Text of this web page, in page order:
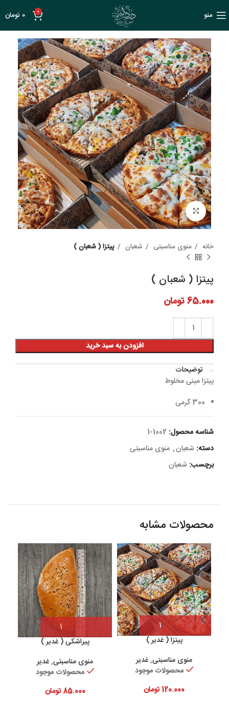
منو 0
0 تومان
بزرگنمایی تصویر
خانه منوی مناسبتی شعبان پیتزا ( شعبان )
پیتزا ( شعبان )
65.000تومان
افزودن به سبد خرید
توضیحات
پیتزا مینی مخلوط
300 گرمی
شناسه محصول: 1002-1
دسته: شعبان, منوی مناسبتی
برچسب: شعبان
محصولات مشابه
پیتزا ( غدیر )
منوی مناسبتی,غدیر
محصولات موجود
120.000تومان
پیراشکی ( غدیر )
منوی مناسبتی,غدیر
محصولات موجود
85.000 تومان